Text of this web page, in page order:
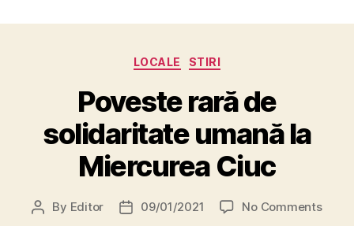
Categories
LOCALE STIRI
Poveste rară de
solidaritate umană la
Miercurea Ciuc
Post
By Editor
Post09/01/2021 No Commentson